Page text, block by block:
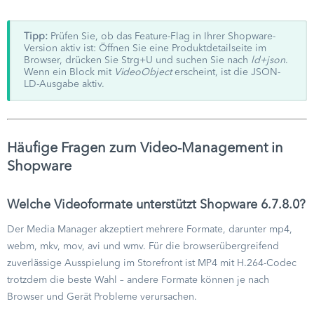
Tipp: Prüfen Sie, ob das Feature-Flag in Ihrer Shopware-
Version aktiv ist: Öffnen Sie eine Produktdetailseite im
Browser, drücken Sie Strg+U und suchen Sie nach ld+json.
Wenn ein Block mit VideoObjecterscheint, ist die JSON-
LD-Ausgabe aktiv.
Häufige Fragen zum Video-Management in
Shopware
Welche Videoformate unterstützt Shopware 6.7.8.0?
Der Media Manager akzeptiert mehrere Formate, darunter mp4,
webm, mkv, mov, avi und wmv. Für die browserübergreifend
zuverlässige Ausspielung im Storefront ist MP4 mit H.264-Codec
trotzdem die beste Wahl – andere Formate können je nach
Browser und Gerät Probleme verursachen.